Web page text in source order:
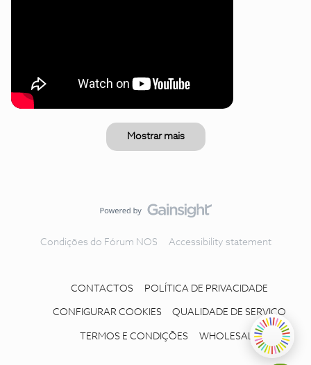
Mostrar mais
Condições do Fórum NOS Accessibility statement
CONTACTOS POLÍTICA DE PRIVACIDADE
CONFIGURAR COOKIES QUALIDADE DE SERVIÇO
TERMOS E CONDIÇÕES WHOLESALE